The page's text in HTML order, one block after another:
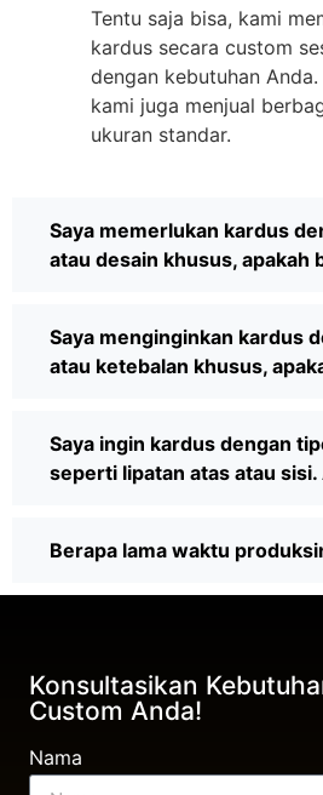
Tentu saja bisa, kami
kardus secara custom
dengan kebutuhan
kami juga menjual
ukuran standar.
Saya memerlukan kardus
atau desain khusus, apakah
Saya menginginkan kardus
atau ketebalan khusus,
Saya ingin kardus dengan
seperti lipatan atas atau sisi.
Berapa lama waktu
Konsultasikan
Custom Anda!
Nama